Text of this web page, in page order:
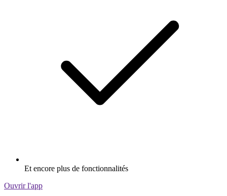
Et encore plus de fonctionnalités
Ouvrir l'app